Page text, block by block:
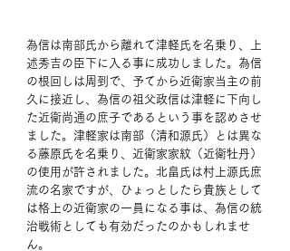
為信は南部氏から離れて津軽氏を名乗り、上
述秀吉の臣下に入る事に成功しました。為信
の根回しは周到で、予てから近衛家当主の前
久に接近し、為信の祖父政信は津軽に下向し
た近衛尚通の庶子であるという事を認めさせ
ました。津軽家は南部（清和源氏）とは異な
る藤原氏を名乗り、近衛家家紋（近衛牡丹）
の使用が許されました。北畠氏は村上源氏庶
流の名家ですが、ひょっとしたら貴族として
は格上の近衛家の一員になる事は、為信の統
治戦術としても有効だったのかもしれませ
ん。